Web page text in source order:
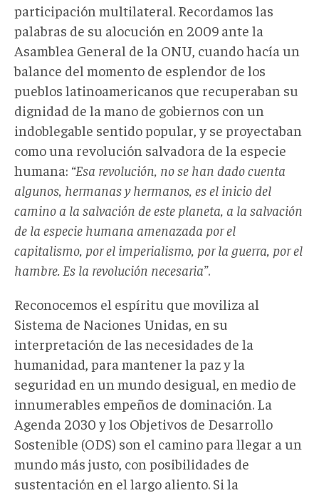
participación multilateral. Recordamos las
palabras de su alocución en 2009 ante la
Asamblea General de la ONU, cuando hacía un
balance del momento de esplendor de los
pueblos latinoamericanos que recuperaban su
dignidad de la mano de gobiernos con un
indoblegable sentido popular, y se proyectaban
como una revolución salvadora de la especie
humana: “Esa revolución, no se han dado cuenta
algunos, hermanas y hermanos, es el inicio del
camino a la salvación de este planeta, a la salvación
de la especie humana amenazada por el
capitalismo, por el imperialismo, por la guerra, por el
hambre. Es la revolución necesaria”.
Reconocemos el espíritu que moviliza al
Sistema de Naciones Unidas, en su
interpretación de las necesidades de la
humanidad, para mantener la paz y la
seguridad en un mundo desigual, en medio de
innumerables empeños de dominación. La
Agenda 2030 y los Objetivos de Desarrollo
Sostenible (ODS) son el camino para llegar a un
mundo más justo, con posibilidades de
sustentación en el largo aliento. Si la